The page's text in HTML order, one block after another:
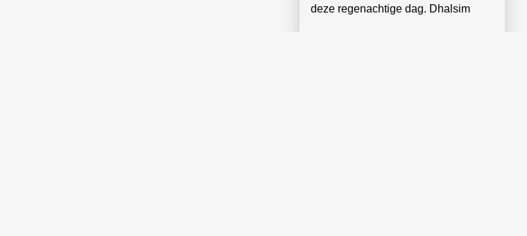
deze regenachtige dag. Dhalsim